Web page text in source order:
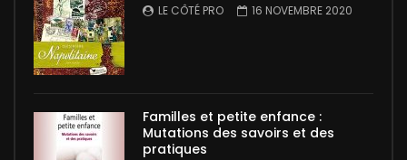
LE CÔTÉ PRO 16 NOVEMBRE 2020
Familles et petite enfance :
Mutations des savoirs et des
pratiques